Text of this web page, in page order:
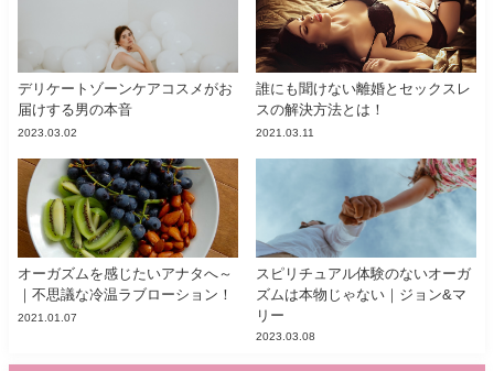
デリケートゾーンケアコスメがお
届けする男の本音
2023.03.02
誰にも聞けない離婚とセックスレ
スの解決方法とは！
2021.03.11
オーガズムを感じたいアナタへ～
｜不思議な冷温ラブローション！
2021.01.07
スピリチュアル体験のないオーガ
ズムは本物じゃない｜ジョン&マ
リー
2023.03.08